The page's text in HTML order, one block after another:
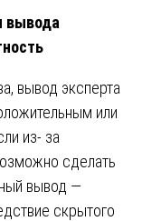
вывода
вывод эксперта
или
из- за
сделать
вывод —
скрытого